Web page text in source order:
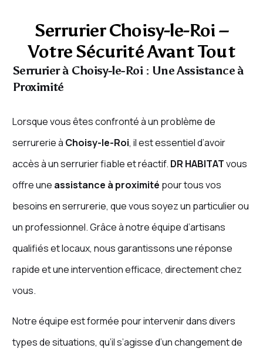
Serrurier Choisy-le-Roi –
Votre Sécurité Avant Tout
Serrurier à Choisy-le-Roi : Une Assistance à
Proximité
Lorsque vous êtes confronté à un problème de
serrurerie à Choisy-le-Roi, il est essentiel d’avoir
accès à un serrurier fiable et réactif. DR HABITATvous
offre une assistance à proximité pour tous vos
besoins en serrurerie, que vous soyez un particulier ou
un professionnel. Grâce à notre équipe d’artisans
qualifiés et locaux, nous garantissons une réponse
rapide et une intervention efficace, directement chez
vous.
Notre équipe est formée pour intervenir dans divers
types de situations, qu’il s’agisse d’un changement de